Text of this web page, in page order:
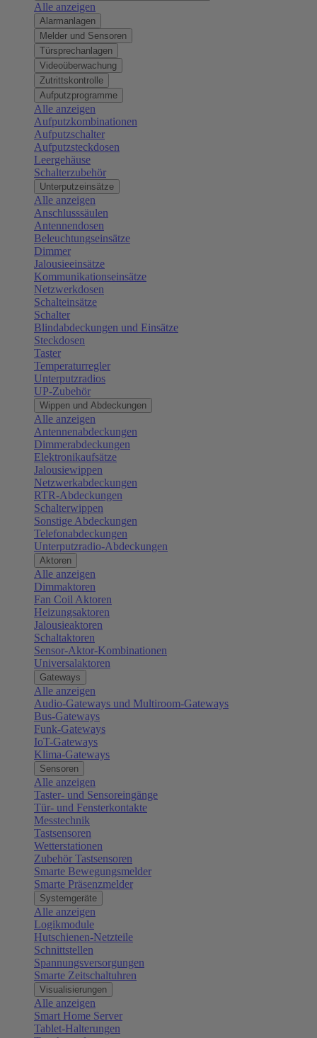
Alle anzeigen
Alarmanlagen
Melder und Sensoren
Türsprechanlagen
Videoüberwachung
Zutrittskontrolle
Aufputzprogramme
Alle anzeigen
Aufputzkombinationen
Aufputzschalter
Aufputzsteckdosen
Leergehäuse
Schalterzubehör
Unterputzeinsätze
Alle anzeigen
Anschlusssäulen
Antennendosen
Beleuchtungseinsätze
Dimmer
Jalousieeinsätze
Kommunikationseinsätze
Netzwerkdosen
Schalteinsätze
Schalter
Blindabdeckungen und Einsätze
Steckdosen
Taster
Temperaturregler
Unterputzradios
UP-Zubehör
Wippen und Abdeckungen
Alle anzeigen
Antennenabdeckungen
Dimmerabdeckungen
Elektronikaufsätze
Jalousiewippen
Netzwerkabdeckungen
RTR-Abdeckungen
Schalterwippen
Sonstige Abdeckungen
Telefonabdeckungen
Unterputzradio-Abdeckungen
Aktoren
Alle anzeigen
Dimmaktoren
Fan Coil Aktoren
Heizungsaktoren
Jalousieaktoren
Schaltaktoren
Sensor-Aktor-Kombinationen
Universalaktoren
Gateways
Alle anzeigen
Audio-Gateways und Multiroom-Gateways
Bus-Gateways
Funk-Gateways
IoT-Gateways
Klima-Gateways
Sensoren
Alle anzeigen
Taster- und Sensoreingänge
Tür- und Fensterkontakte
Messtechnik
Tastsensoren
Wetterstationen
Zubehör Tastsensoren
Smarte Bewegungsmelder
Smarte Präsenzmelder
Systemgeräte
Alle anzeigen
Logikmodule
Hutschienen-Netzteile
Schnittstellen
Spannungsversorgungen
Smarte Zeitschaltuhren
Visualisierungen
Alle anzeigen
Smart Home Server
Tablet-Halterungen